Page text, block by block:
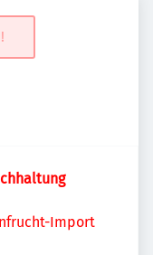
Import